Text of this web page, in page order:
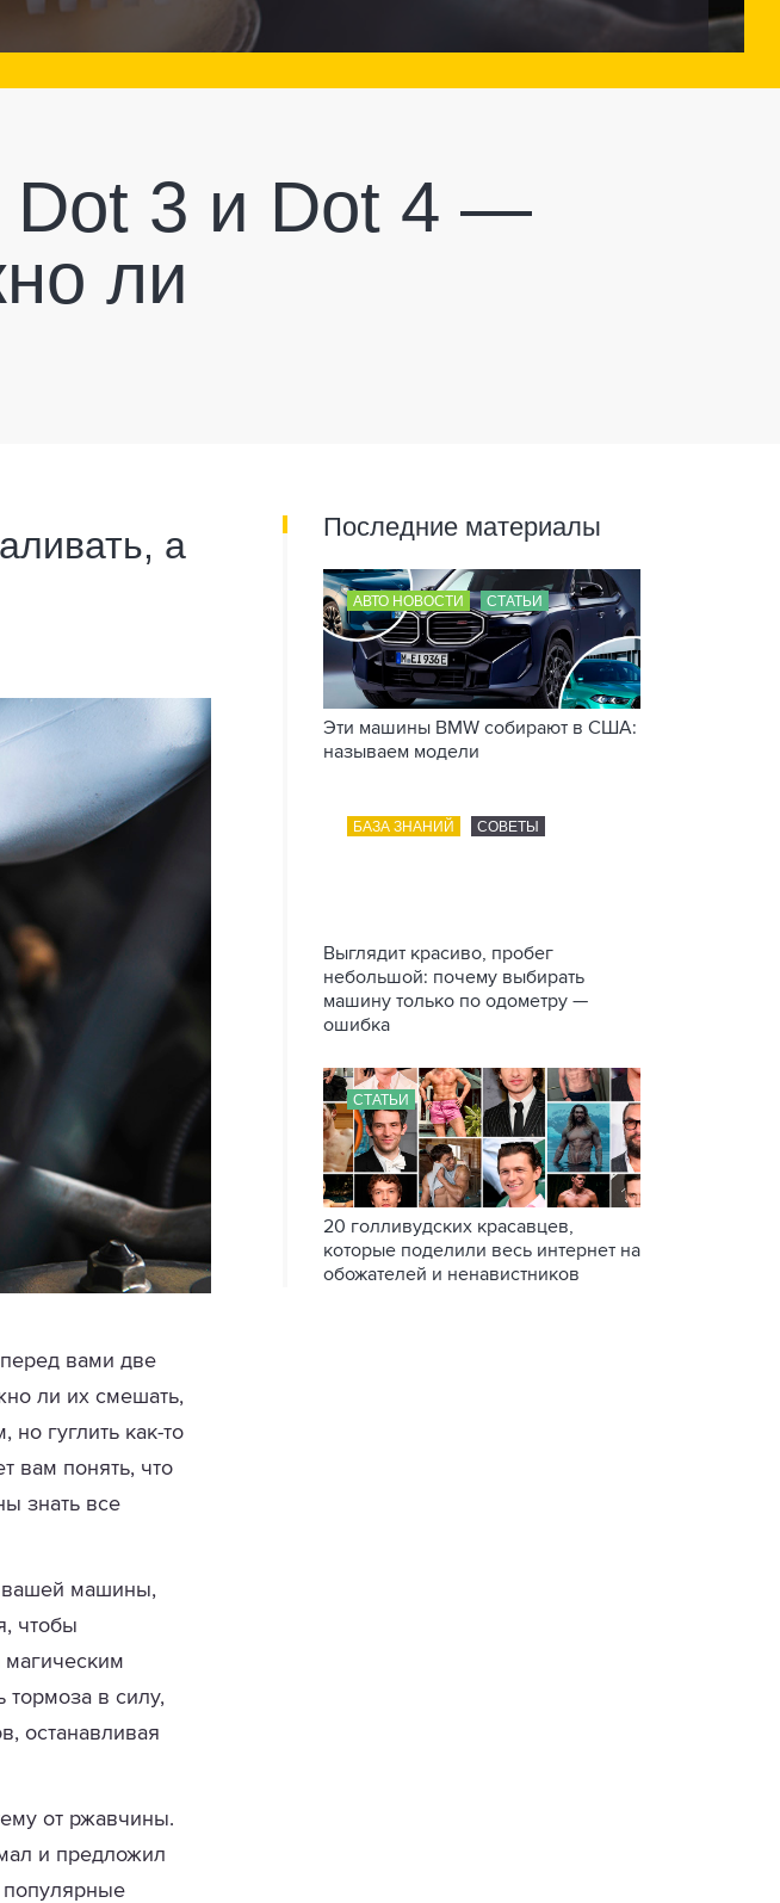
Dot 3 и Dot 4 —
ли
а
перед вами две
ли их смешать,
но гуглить как-то
вам понять, что
знать все
вашей машины,
чтобы
магическим
тормоза в силу,
останавливая
от ржавчины.
и предложил
Последние материалы
АВТО НОВОСТИ СТАТЬИ
Эти машины BMW собирают в США:
называем модели
БАЗА ЗНАНИЙ СОВЕТЫ
Выглядит красиво, пробег
небольшой: почему выбирать
машину только по одометру —
ошибка
СТАТЬИ
20 голливудских красавцев,
которые поделили весь интернет на
обожателей и ненавистников